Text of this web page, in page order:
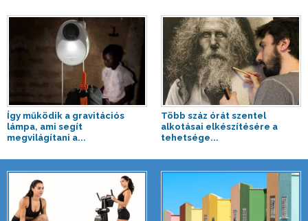
Így működik a gravitációs
lámpa, ami segít
megvilágítani a...
Több száz órát szentel
alkotásai elkészítésére a
tehetsége...